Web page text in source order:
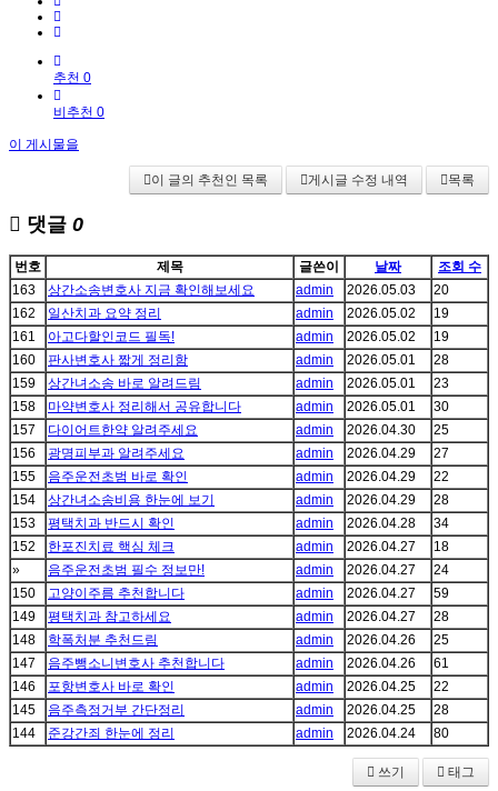
추천 0
비추천 0
이 게시물을
이 글의 추천인 목록 게시글 수정 내역 목록
댓글 0
번호 제목 글쓴이 날짜
조회 수
163
상간소송변호사 지금 확인해보세요 admin 2026.05.03
20
162
일산치과 요약 정리 admin 2026.05.02
19
161
아고다할인코드 필독! admin 2026.05.02
19
160
판사변호사 짧게 정리함 admin 2026.05.01
28
159
상간녀소송 바로 알려드림 admin 2026.05.01
23
158
마약변호사 정리해서 공유합니다 admin 2026.05.01
30
157
다이어트한약 알려주세요 admin 2026.04.30
25
156
광명피부과 알려주세요 admin 2026.04.29
27
155
음주운전초범 바로 확인 admin 2026.04.29
22
154
상간녀소송비용 한눈에 보기 admin 2026.04.29
28
153
평택치과 반드시 확인 admin 2026.04.28
34
152
한포진치료 핵심 체크 admin 2026.04.27
18
»
음주운전초범 필수 정보만! admin 2026.04.27
24
150
고양이주름 추천합니다 admin 2026.04.27
59
149
평택치과 참고하세요 admin 2026.04.27
28
148
학폭처분 추천드림 admin 2026.04.26
25
147
음주뺑소니변호사 추천합니다 admin 2026.04.26
61
146
포항변호사 바로 확인 admin 2026.04.25
22
145
음주측정거부 간단정리 admin 2026.04.25
28
144
준강간죄 한눈에 정리 admin 2026.04.24 80
쓰기 태그